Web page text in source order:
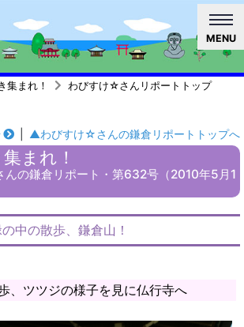
MENU
集まれ！
わびすけ☆さんリポートトップ
▲わびすけ☆さんの鎌倉リポートトップへ
まれ！
の鎌倉リポート・第632号（2010年5月1
中の散歩、鎌倉山！
、ツツジの様子を見に仏行寺へ